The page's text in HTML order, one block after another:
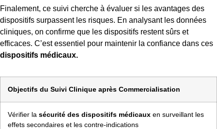
Finalement, ce suivi cherche à évaluer si les avantages des
dispositifs surpassent les risques. En analysant les données
cliniques, on confirme que les dispositifs restent sûrs et
efficaces. C’est essentiel pour maintenir la confiance dans ces
dispositifs médicaux.
Objectifs du Suivi Clinique après Commercialisation
Vérifier la sécurité des dispositifs médicaux en surveillant les
effets secondaires et les contre-indications